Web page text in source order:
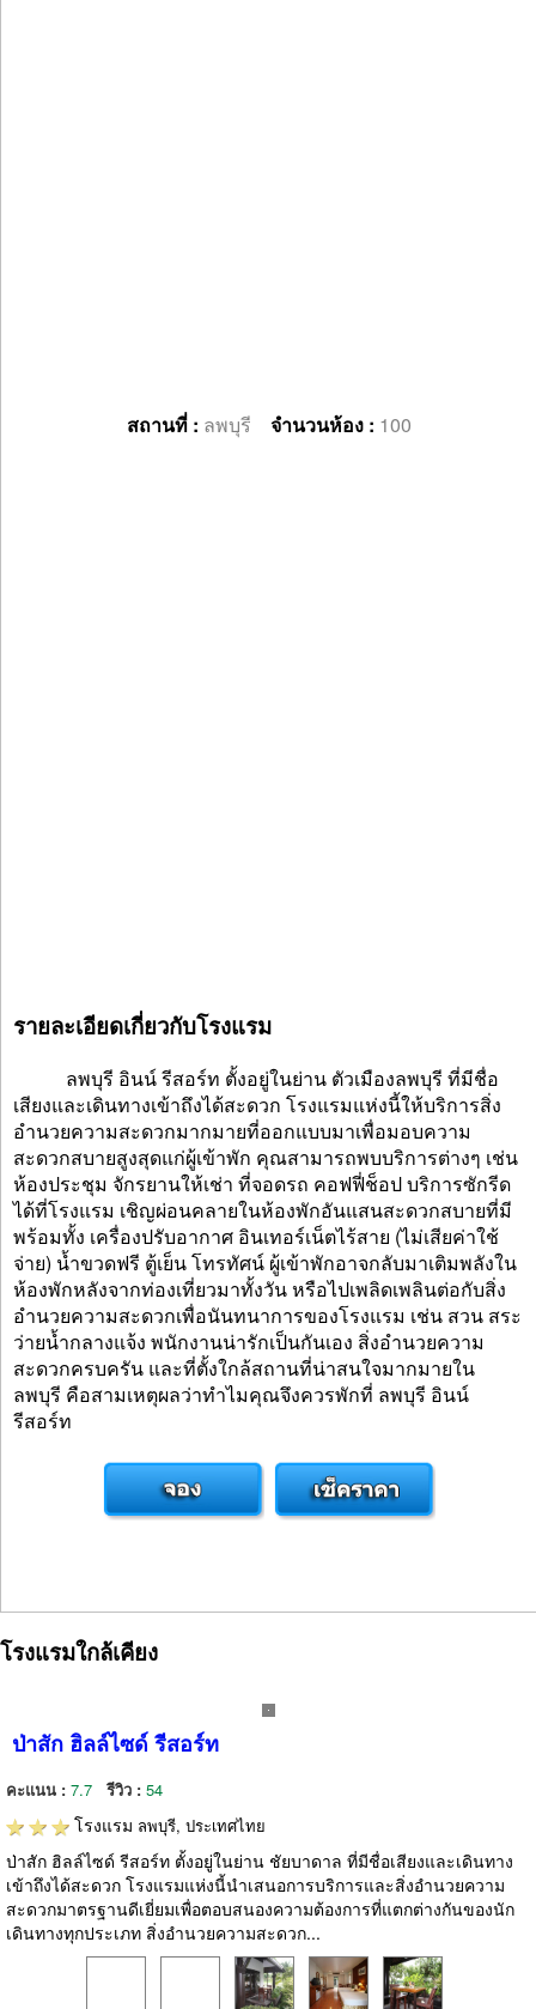
สถานที่ : ลพบุรี จำนวนห้อง : 100
รายละเอียดเกี่ยวกับโรงแรม
ลพบุรี อินน์ รีสอร์ท ตั้งอยู่ในย่าน ตัวเมืองลพบุรี ที่มีชื่อ
เสียงและเดินทางเข้าถึงได้สะดวก โรงแรมแห่งนี้ให้บริการสิ่ง
อำนวยความสะดวกมากมายที่ออกแบบมาเพื่อมอบความ
สะดวกสบายสูงสุดแก่ผู้เข้าพัก คุณสามารถพบบริการต่างๆ เช่น
ห้องประชุม จักรยานให้เช่า ที่จอดรถ คอฟฟี่ช็อป บริการซักรีด
ได้ที่โรงแรม เชิญผ่อนคลายในห้องพักอันแสนสะดวกสบายที่มี
พร้อมทั้ง เครื่องปรับอากาศ อินเทอร์เน็ตไร้สาย (ไม่เสียค่าใช้
จ่าย) น้ำขวดฟรี ตู้เย็น โทรทัศน์ ผู้เข้าพักอาจกลับมาเติมพลังใน
ห้องพักหลังจากท่องเที่ยวมาทั้งวัน หรือไปเพลิดเพลินต่อกับสิ่ง
อำนวยความสะดวกเพื่อนันทนาการของโรงแรม เช่น สวน สระ
ว่ายน้ำกลางแจ้ง พนักงานน่ารักเป็นกันเอง สิ่งอำนวยความ
สะดวกครบครัน และที่ตั้งใกล้สถานที่น่าสนใจมากมายใน
ลพบุรี คือสามเหตุผลว่าทำไมคุณจึงควรพักที่ ลพบุรี อินน์
รีสอร์ท
โรงแรมใกล้เคียง
ป่าสัก ฮิลล์ไซด์ รีสอร์ท
คะแนน : 7.7 รีวิว : 54
โรงแรม ลพบุรี, ประเทศไทย
ป่าสัก ฮิลล์ไซด์ รีสอร์ท ตั้งอยู่ในย่าน ชัยบาดาล ที่มีชื่อเสียงและเดินทาง
เข้าถึงได้สะดวก โรงแรมแห่งนี้นำเสนอการบริการและสิ่งอำนวยความ
สะดวกมาตรฐานดีเยี่ยมเพื่อตอบสนองความต้องการที่แตกต่างกันของนัก
เดินทางทุกประเภท สิ่งอำนวยความสะดวก...